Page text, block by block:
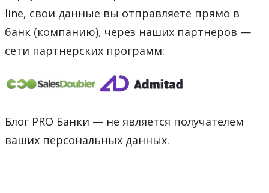
line, свои данные вы отправляете прямо в
банк (компанию), через наших партнеров —
сети партнерских программ:
Блог PRO Банки — не является получателем
ваших персональных данных.